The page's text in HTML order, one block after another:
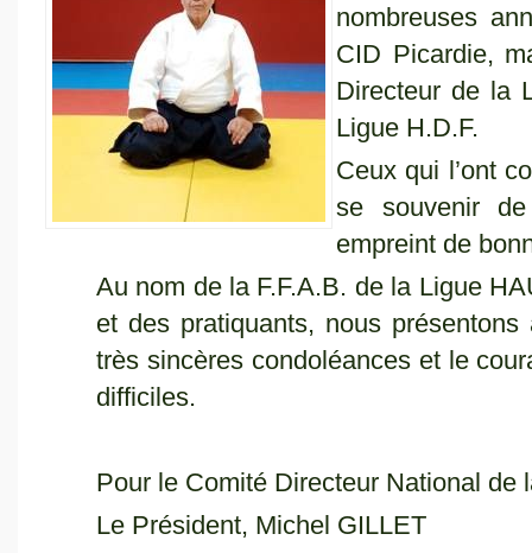
nombreuses
CID Picardie,
Directeur de la
Ligue H.D.F.
Ceux qui l’ont
se souvenir
empreint de
Au nom de la F.F.A.B. de la Ligue
et des pratiquants, nous
très sincères condoléances et le
difficiles.
Pour le Comité Directeur National de
Le Président, Michel GILLET